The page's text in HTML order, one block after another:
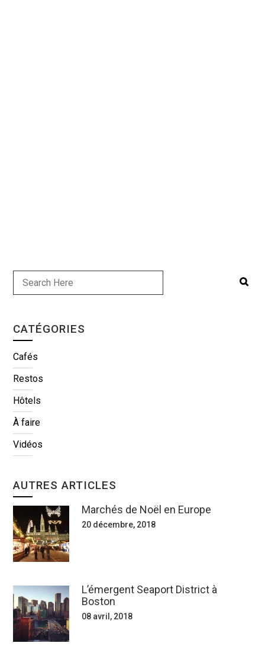
CATÉGORIES
Cafés
Restos
Hôtels
À faire
Vidéos
AUTRES ARTICLES
Marchés de Noël en Europe
20 décembre, 2018
L’émergent Seaport District à
Boston
08 avril, 2018